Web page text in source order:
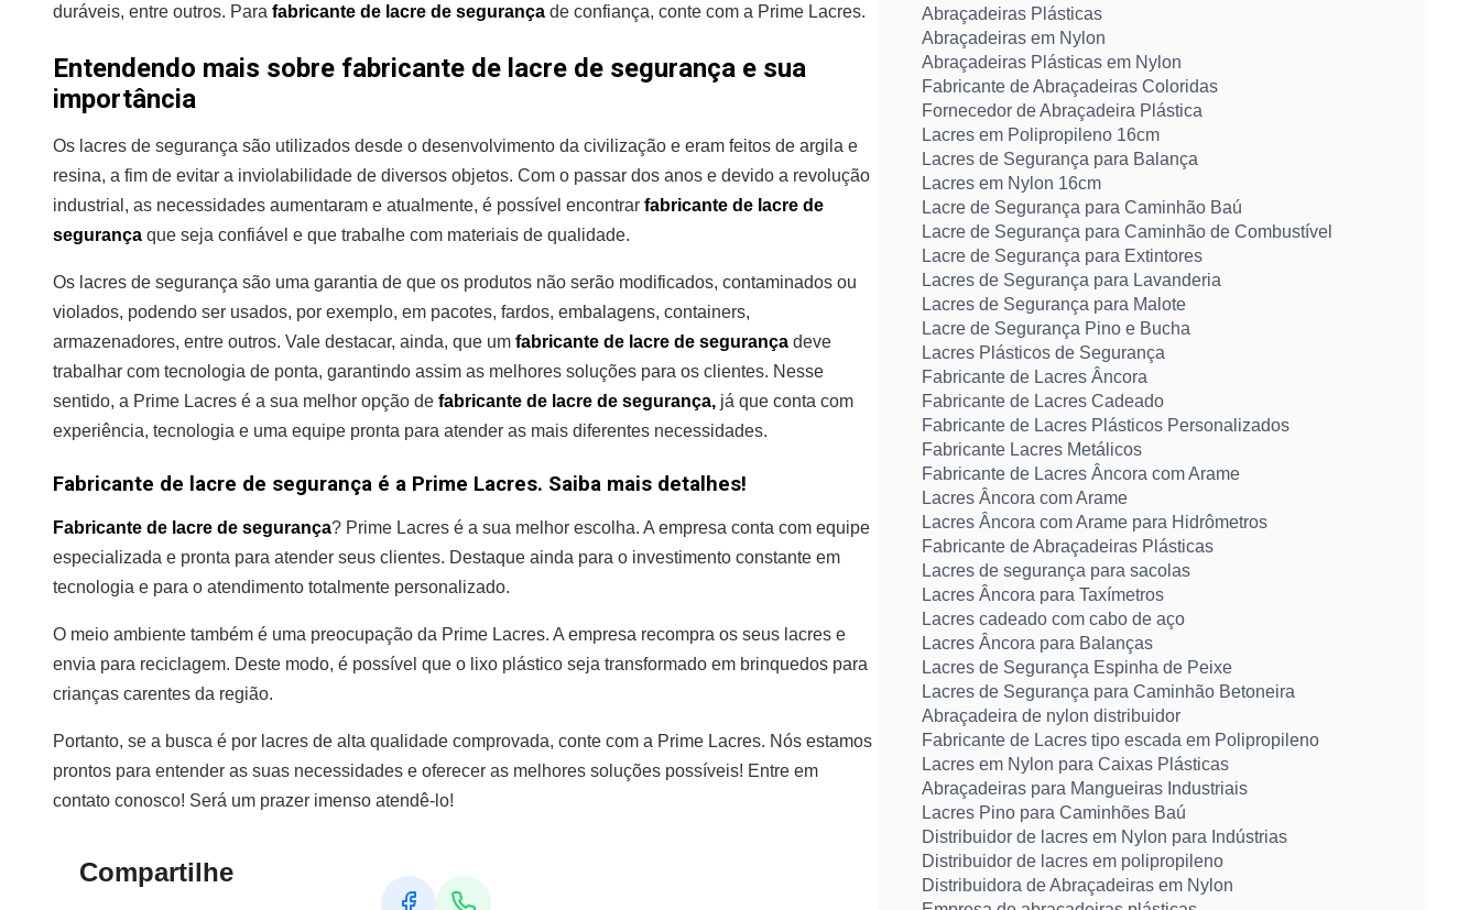
duráveis, entre outros. Para fabricante de lacre de segurança de confiança, conte com a Prime Lacres.
Entendendo mais sobre fabricante de lacre de segurança e sua
importância
Os lacres de segurança são utilizados desde o desenvolvimento da civilização e eram feitos de argila e
resina, a fim de evitar a inviolabilidade de diversos objetos. Com o passar dos anos e devido a revolução
industrial, as necessidades aumentaram e atualmente, é possível encontrar fabricante de lacre de
segurança que seja confiável e que trabalhe com materiais de qualidade.
Os lacres de segurança são uma garantia de que os produtos não serão modificados, contaminados ou
violados, podendo ser usados, por exemplo, em pacotes, fardos, embalagens, containers,
armazenadores, entre outros. Vale destacar, ainda, que um fabricante de lacre de segurança deve
trabalhar com tecnologia de ponta, garantindo assim as melhores soluções para os clientes. Nesse
sentido, a Prime Lacres é a sua melhor opção de fabricante de lacre de segurança, já que conta com
experiência, tecnologia e uma equipe pronta para atender as mais diferentes necessidades.
Fabricante de lacre de segurança é a Prime Lacres. Saiba mais detalhes!
Fabricante de lacre de segurança? Prime Lacres é a sua melhor escolha. A empresa conta com equipe
especializada e pronta para atender seus clientes. Destaque ainda para o investimento constante em
tecnologia e para o atendimento totalmente personalizado.
O meio ambiente também é uma preocupação da Prime Lacres. A empresa recompra os seus lacres e
envia para reciclagem. Deste modo, é possível que o lixo plástico seja transformado em brinquedos para
crianças carentes da região.
Portanto, se a busca é por lacres de alta qualidade comprovada, conte com a Prime Lacres. Nós estamos
prontos para entender as suas necessidades e oferecer as melhores soluções possíveis! Entre em
contato conosco! Será um prazer imenso atendê-lo!
Compartilhe
Abraçadeiras Plásticas
Abraçadeiras em Nylon
Abraçadeiras Plásticas em Nylon
Fabricante de Abraçadeiras Coloridas
Fornecedor de Abraçadeira Plástica
Lacres em Polipropileno 16cm
Lacres de Segurança para Balança
Lacres em Nylon 16cm
Lacre de Segurança para Caminhão Baú
Lacre de Segurança para Caminhão de Combustível
Lacre de Segurança para Extintores
Lacres de Segurança para Lavanderia
Lacres de Segurança para Malote
Lacre de Segurança Pino e Bucha
Lacres Plásticos de Segurança
Fabricante de Lacres Âncora
Fabricante de Lacres Cadeado
Fabricante de Lacres Plásticos Personalizados
Fabricante Lacres Metálicos
Fabricante de Lacres Âncora com Arame
Lacres Âncora com Arame
Lacres Âncora com Arame para Hidrômetros
Fabricante de Abraçadeiras Plásticas
Lacres de segurança para sacolas
Lacres Âncora para Taxímetros
Lacres cadeado com cabo de aço
Lacres Âncora para Balanças
Lacres de Segurança Espinha de Peixe
Lacres de Segurança para Caminhão Betoneira
Abraçadeira de nylon distribuidor
Fabricante de Lacres tipo escada em Polipropileno
Lacres em Nylon para Caixas Plásticas
Abraçadeiras para Mangueiras Industriais
Lacres Pino para Caminhões Baú
Distribuidor de lacres em Nylon para Indústrias
Distribuidor de lacres em polipropileno
Distribuidora de Abraçadeiras em Nylon